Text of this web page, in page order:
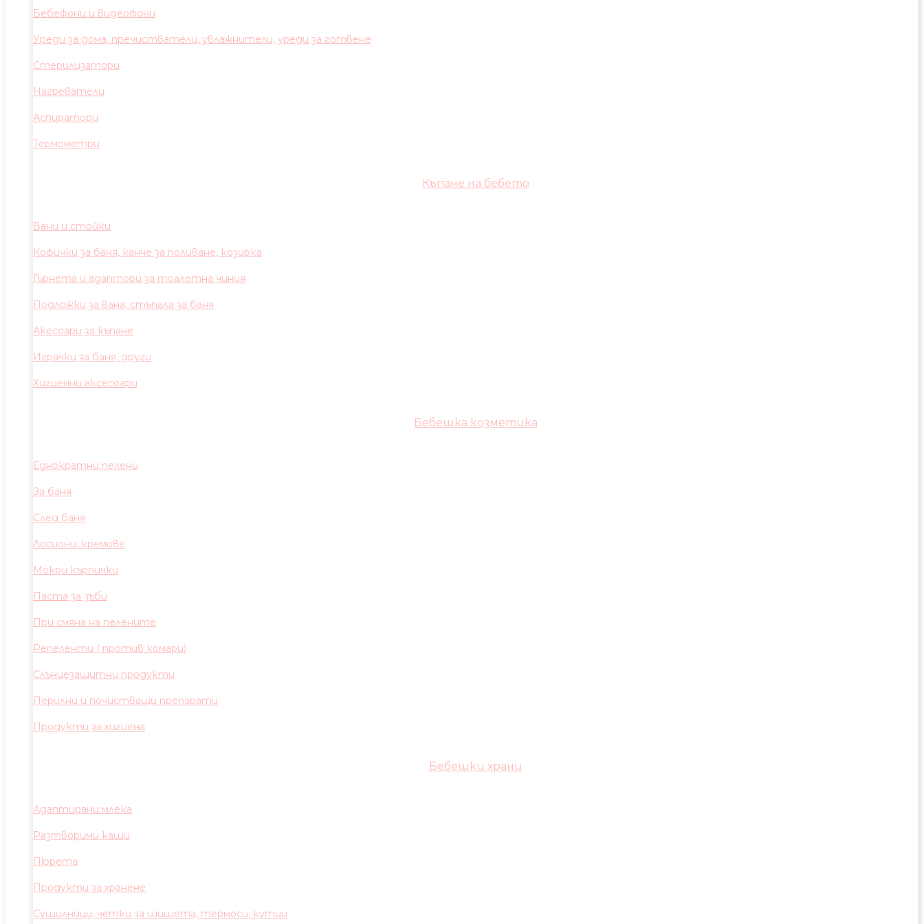
Бебефони и видеофони
Уреди за дома, пречистватели, увлажнители, уреди за готвене
Стерилизатори
Нагреватели
Аспиратори
Термометри
Къпане на бебето
Вани и стойки
Кофички за баня, канче за поливане, козирка
Гърнета и адаптори за тоалетна чиния
Подложки за вана, стъпала за баня
Акесоари за къпане
Играчки за баня, други
Хигиенни аксесоари
Бебешка козметика
Еднократни пелени
За баня
След баня
Лосиони, кремове
Мокри кърпички
Паста за зъби
При смяна на пелените
Репеленти ( против комари)
Слънцезащитни продукти
Перилни и почистващи препарати
Продукти за хигиена
Бебешки храни
Адаптирани млека
Разтворими каши
Пюрета
Продукти за хранене
Сушилници, четки за шишета, термоси, кутии